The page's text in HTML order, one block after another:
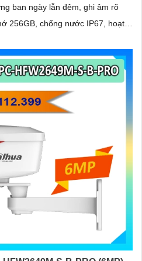
ban ngày lẫn đêm, ghi âm rõ
256GB, chống nước IP67, hoạt